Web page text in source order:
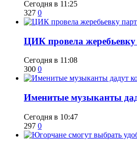
Сегодня в 11:25
327 0
ЦИК провела жеребьевку
Сегодня в 11:08
300 0
Именитые музыканты
Сегодня в 10:47
297 0